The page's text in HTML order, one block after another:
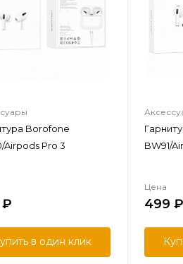
Borofone
Airpods Pro 3
в один клик
BW91/
Цена
499